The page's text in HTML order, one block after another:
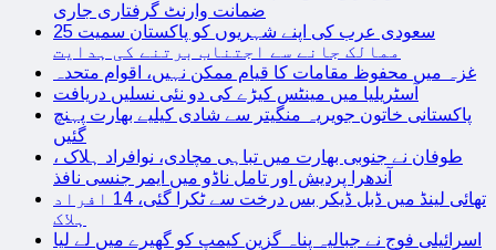
ضمانت وارنٹ گرفتاری جاری
سعودی عرب کی اپنے شہریوں کو پاکستان سمیت 25
ممالک جانے سے اجتناب برتنے کی ہدایت
غزہ میں محفوظ مقامات کا قیام ممکن نہیں، اقوام متحدہ
آسٹریلیا میں مینٹس کیڑے کی دو نئی نسلیں دریافت
پاکستانی خاتون جویریہ منگیتر سے شادی کیلیے بھارت پہنچ
گئیں
طوفان نے جنوبی بھارت میں تباہی مچادی، نوافراد ہلاک ،
آندھرا پردیش اور تامل ناڈو میں ایمر جنسی نافذ
تھائی لینڈ میں ڈبل ڈیکر بس درخت سے ٹکرا گئی، 14 افراد
ہلاک
اسرائیلی فوج نے جبالیہ پناہ گزین کیمپ کو گھیرے میں لے لیا